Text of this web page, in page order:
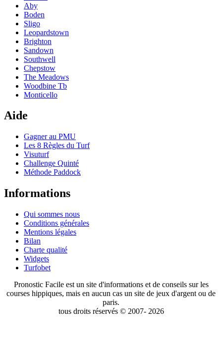
Aby
Boden
Sligo
Leopardstown
Brighton
Sandown
Southwell
Chepstow
The Meadows
Woodbine Tb
Monticello
Aide
Gagner au PMU
Les 8 Règles du Turf
Visuturf
Challenge Quinté
Méthode Paddock
Informations
Qui sommes nous
Conditions générales
Mentions légales
Bilan
Charte qualité
Widgets
Turfobet
Pronostic Facile est un site d'informations et de conseils sur les
courses hippiques, mais en aucun cas un site de jeux d'argent ou de
paris.
tous droits réservés © 2007- 2026